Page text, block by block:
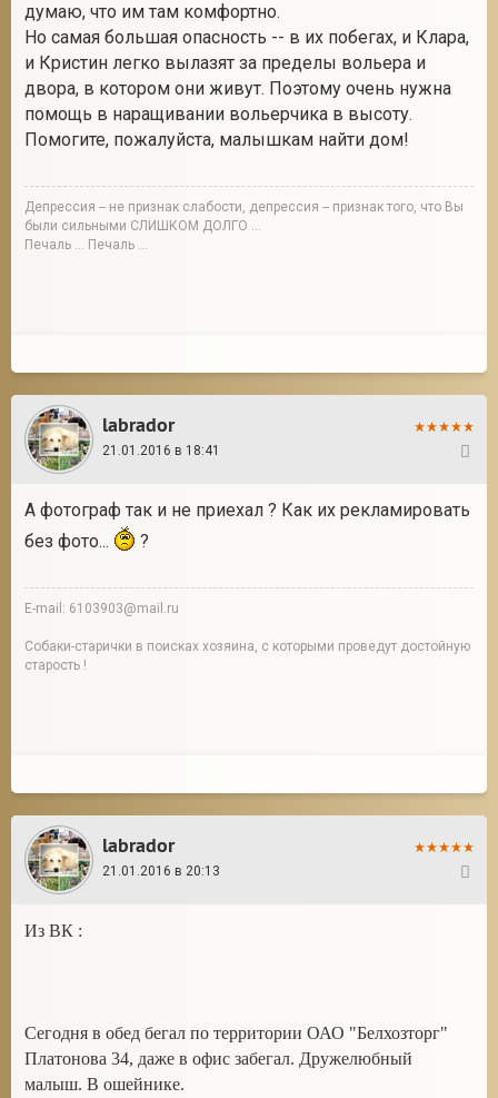
думаю, что им там комфортно.
Но самая большая опасность -- в их побегах, и Клара,
и Кристин легко вылазят за пределы вольера и
двора, в котором они живут. Поэтому очень нужна
помощь в наращивании вольерчика в высоту.
Помогите, пожалуйста, малышкам найти дом!
Депрессия -- не признак слабости, депрессия -- признак того, что Вы
были сильными СЛИШКОМ ДОЛГО ...
Печаль ... Печаль ...
labrador
21.01.2016 в 18:41
А фотограф так и не приехал ? Как их рекламировать
без фото...
?
E-mail: 6103903@mail.ru
Собаки-старички в поисках хозяина, с которыми проведут достойную
старость !
labrador
21.01.2016 в 20:13
Из ВК :
Сегодня в обед бегал по территории ОАО "Белхозторг"
Платонова 34, даже в офис забегал. Дружелюбный
малыш. В ошейнике.